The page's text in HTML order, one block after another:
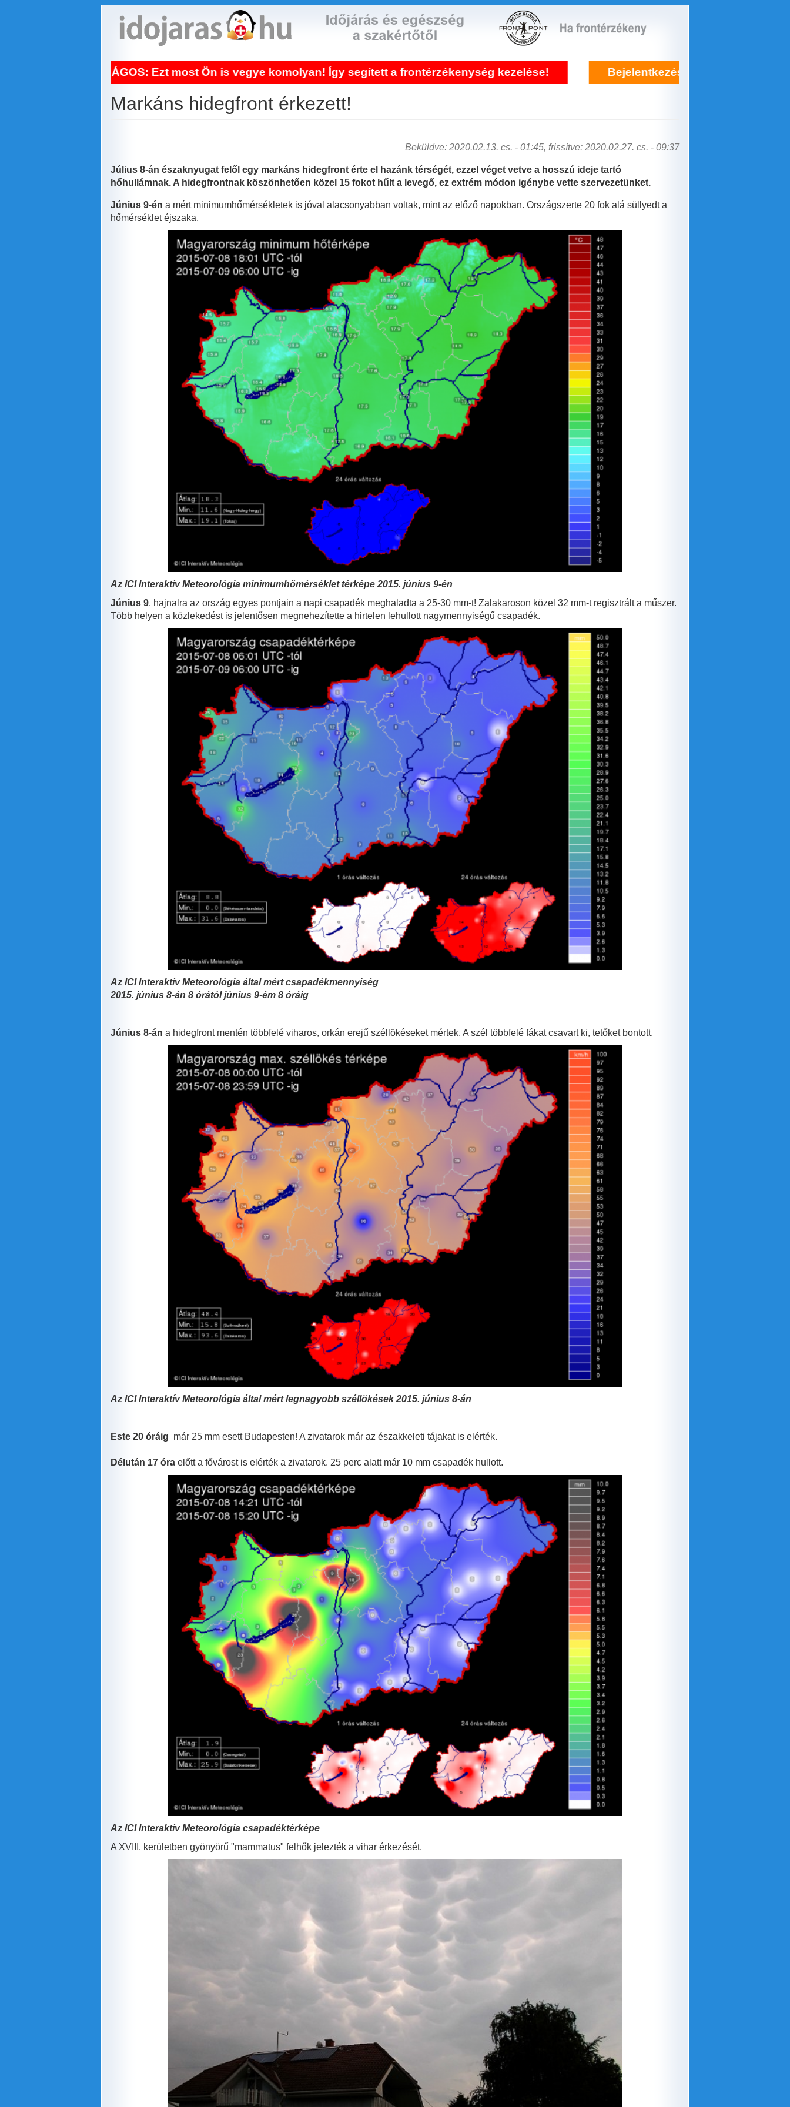
Ezt most Ön is vegye komolyan! Így segített a frontérzékenység kezelése! Bejelentkezés frontérzékenység kezelésére itt!
Markáns hidegfront érkezett!
Beküldve: 2020.02.13. cs. - 01:45, frissítve: 2020.02.27. cs. - 09:37
Július 8-án északnyugat felől egy markáns hidegfront érte el hazánk térségét, ezzel véget vetve a hosszú ideje tartó
hőhullámnak. A hidegfrontnak köszönhetően közel 15 fokot hűlt a levegő, ez extrém módon igénybe vette szervezetünket.
Június 9-én a mért minimumhőmérsékletek is jóval alacsonyabban voltak, mint az előző napokban. Országszerte 20 fok alá süllyedt a
hőmérséklet éjszaka.
Az ICIInteraktív Meteorológia minimumhőmérséklet térképe 2015. június 9-én
Június 9. hajnalra az ország egyes pontjain a napi csapadék meghaladta a 25-30 mm-t! Zalakaroson közel 32 mm-t regisztrált a műszer.
Több helyen a közlekedést is jelentősen megnehezítette a hirtelen lehullott nagymennyiségű csapadék.
Az ICIInteraktív Meteorológia által mért csapadékmennyiség
2015. június 8-án 8 órától június 9-ém 8 óráig
Június 8-án a hidegfront mentén többfelé viharos, orkán erejű széllökéseket mértek. A szél többfelé fákat csavart ki, tetőket bontott.
Az ICIInteraktív Meteorológia által mért legnagyobb széllökések 2015. június 8-án
Este 20 óráig már 25 mm esett Budapesten! A zivatarok már az északkeleti tájakat is elérték.
Délután 17 óra előtt a fővárost is elérték a zivatarok. 25 perc alatt már 10 mm csapadék hullott.
Az ICIInteraktív Meteorológia csapadéktérképe
A XVIII. kerületben gyönyörű "mammatus" felhők jelezték a vihar érkezését.